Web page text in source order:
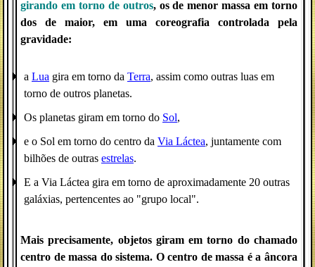
girando em torno de outros, os de menor massa em torno
dos de maior, em uma coreografia controlada pela
gravidade:
a Lua gira em torno da Terra, assim como outras luas em
torno de outros planetas.
Os planetas giram em torno do Sol,
e o Sol em torno do centro da Via Láctea, juntamente com
bilhões de outras estrelas.
E a Via Láctea gira em torno de aproximadamente 20 outras
galáxias, pertencentes ao "grupo local".
Mais precisamente, objetos giram em torno do chamado
centro de massa do sistema. O centro de massa é a âncora